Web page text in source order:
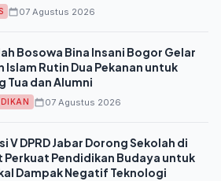
07 Agustus 2026
Bosowa Bina Insani Bogor Gelar
Islam Rutin Dua Pekanan untuk
Tua dan Alumni
07 Agustus 2026
V DPRD Jabar Dorong Sekolah di
Perkuat Pendidikan Budaya untuk
Dampak Negatif Teknologi